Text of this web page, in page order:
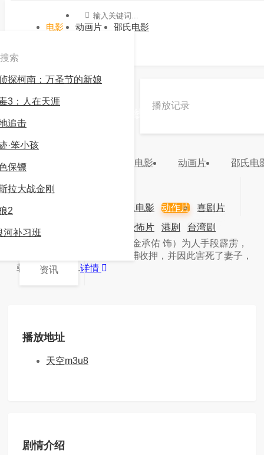
电影 动画片 邵氏电影
播放记录
电影 动画片 邵氏电
邵氏电影 动作片
喜剧片
恐怖片 港剧
台湾剧
资讯
索
探柯南：万圣节的新娘
3：人在天涯
追击
·笨小孩
保镖
拉大战金刚
2
补习班
登录
分类：
更新：2024-03-16 20:08:42
简介：警察韩钟植（金承佑 饰）为人手段霹雳，
为了破案多次将无辜的人抓捕收押，并因此害死了妻子，
韩钟植为了给...详情
播放地址
天空m3u8
剧情介绍